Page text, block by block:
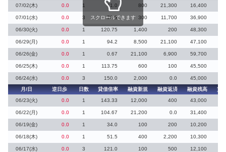
07/02(木) 0.0 1 41.0 800 21,300 16,400
07/01(水) 0.0 3 73.8 300 11,700 36,900
06/30(火) 0.0 1 120.75 1,400 200 48,300
06/29(月) 0.0 1 94.2 8,500 21,100 47,100
06/26(金) 0.0 1 0.67 21,100 6,900 59,700
06/25(木) 0.0 1 113.75 600 100 45,500
06/24(水) 0.0 3 150.0 2,000 0.0
45,000
月/日
逆日歩 日数 貸借倍率 融資新規 融資返済 融資残高
貸
06/23(火)
0.0 1 143.33 12,000 400 43,000
06/22(月) 0.0 1 104.67 21,200 0.0 31,400
06/19(金) 0.0 1 34.0 100 200 10,200
06/18(木) 0.0 1 51.5 400 2,200 10,300
06/17(水) 0.0 3 121.0 100 500 12,100
スクロールできます